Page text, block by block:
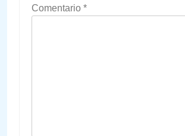
Comentario *